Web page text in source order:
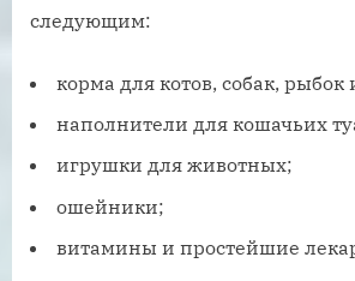
следующим:
корма для котов, собак, рыбок
наполнители для кошачьих
игрушки для животных;
ошейники;
витамины и простейшие